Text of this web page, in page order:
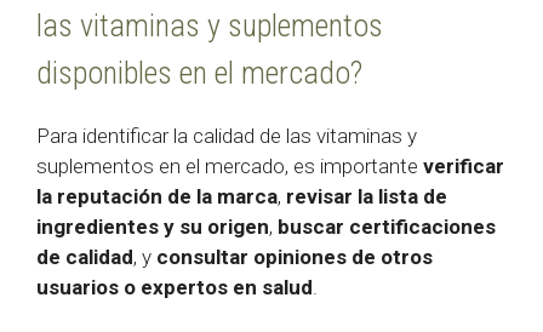
las vitaminas y suplementos
disponibles en el mercado?
Para identificar la calidad de las vitaminas y
suplementos en el mercado, es importante verificar
la reputación de la marca, revisar la lista de
ingredientes y su origen, buscar certificaciones
de calidad, y consultar opiniones de otros
usuarios o expertos en salud